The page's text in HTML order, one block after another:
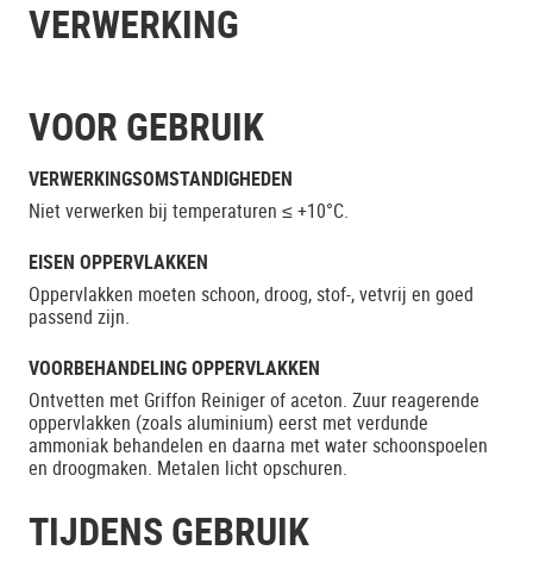
VERWERKING
VOOR GEBRUIK
VERWERKINGSOMSTANDIGHEDEN
Niet verwerken bij temperaturen ≤ +10°C.
EISEN OPPERVLAKKEN
Oppervlakken moeten schoon, droog, stof-, vetvrij en goed
passend zijn.
VOORBEHANDELING OPPERVLAKKEN
Ontvetten met Griffon Reiniger of aceton. Zuur reagerende
oppervlakken (zoals aluminium) eerst met verdunde
ammoniak behandelen en daarna met water schoonspoelen
en droogmaken. Metalen licht opschuren.
TIJDENS GEBRUIK